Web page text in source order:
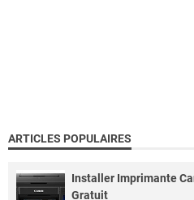
ARTICLES POPULAIRES
Installer Imprimante
Gratuit